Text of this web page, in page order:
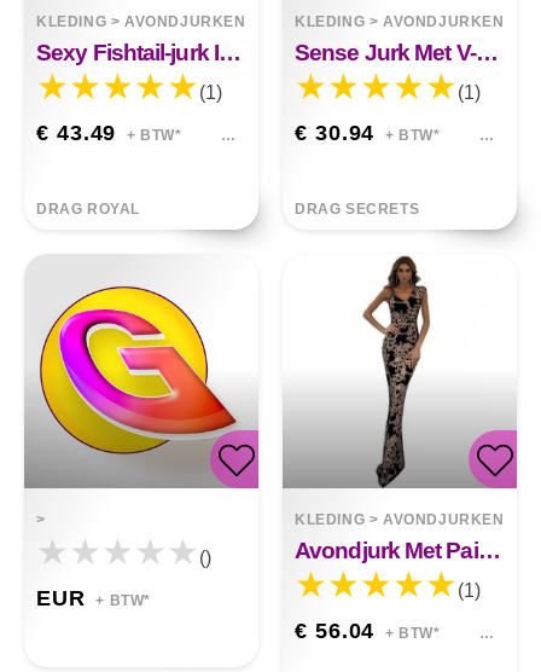
KLEDING >AVONDJURKEN
Sexy Fishtail-jurk In Effen Kleur Met Lovertjes
(1)
€ 43.49 + BTW*
DRAG ROYAL
KLEDING >AVONDJURKEN
Sense Jurk Met V-hals Pailletten Jurk Lange Rok
(1)
€ 30.94 + BTW*
DRAG SECRETS
>
()
EUR + BTW*
KLEDING >AVONDJURKEN
Avondjurk Met Pailletten Slanke Lange Zeemeermin
(1)
€ 56.04 + BTW*